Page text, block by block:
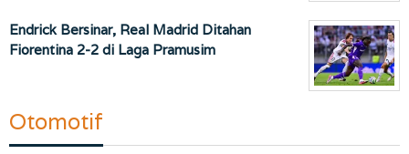
Endrick Bersinar, Real Madrid Ditahan
Fiorentina 2-2 di Laga Pramusim
Otomotif